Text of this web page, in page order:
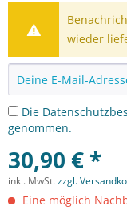
wieder
Die
genommen.
30,90 € *
inkl. MwSt.zzgl.
Eine möglich